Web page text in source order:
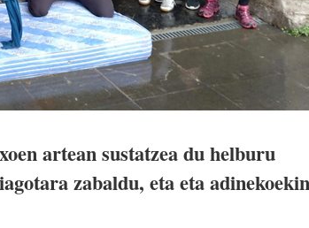
artean sustatzea du helburu
zabaldu, eta eta adinekoekin